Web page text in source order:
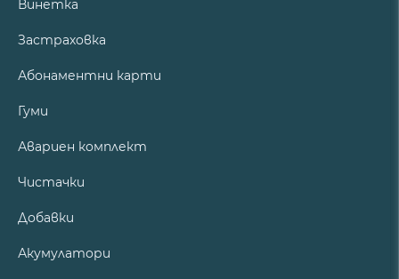
Винетка
Застраховка
Абонаментни карти
Гуми
Авариен комплект
Чистачки
Добавки
Акумулатори